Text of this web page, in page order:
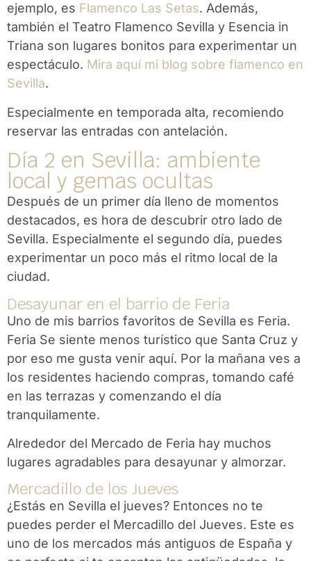
ejemplo, es Flamenco Las Setas. Además,
también el Teatro Flamenco Sevilla y Esencia in
Triana son lugares bonitos para experimentar un
espectáculo. Mira aquí mi blog sobre flamenco en
Sevilla.
Especialmente en temporada alta, recomiendo
reservar las entradas con antelación.
Día 2 en Sevilla: ambiente
local y gemas ocultas
Después de un primer día lleno de momentos
destacados, es hora de descubrir otro lado de
Sevilla. Especialmente el segundo día, puedes
experimentar un poco más el ritmo local de la
ciudad.
Desayunar en el barrio de Feria
Uno de mis barrios favoritos de Sevilla es Feria.
Feria Se siente menos turístico que Santa Cruz y
por eso me gusta venir aquí. Por la mañana ves a
los residentes haciendo compras, tomando café
en las terrazas y comenzando el día
tranquilamente.
Alrededor del Mercado de Feria hay muchos
lugares agradables para desayunar y almorzar.
Mercadillo de los Jueves
¿Estás en Sevilla el jueves? Entonces no te
puedes perder el Mercadillo del Jueves. Este es
uno de los mercados más antiguos de España y